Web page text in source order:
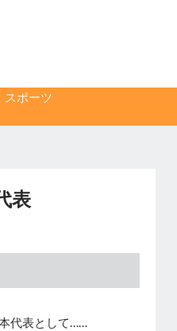
スポーツ
表
代表として……